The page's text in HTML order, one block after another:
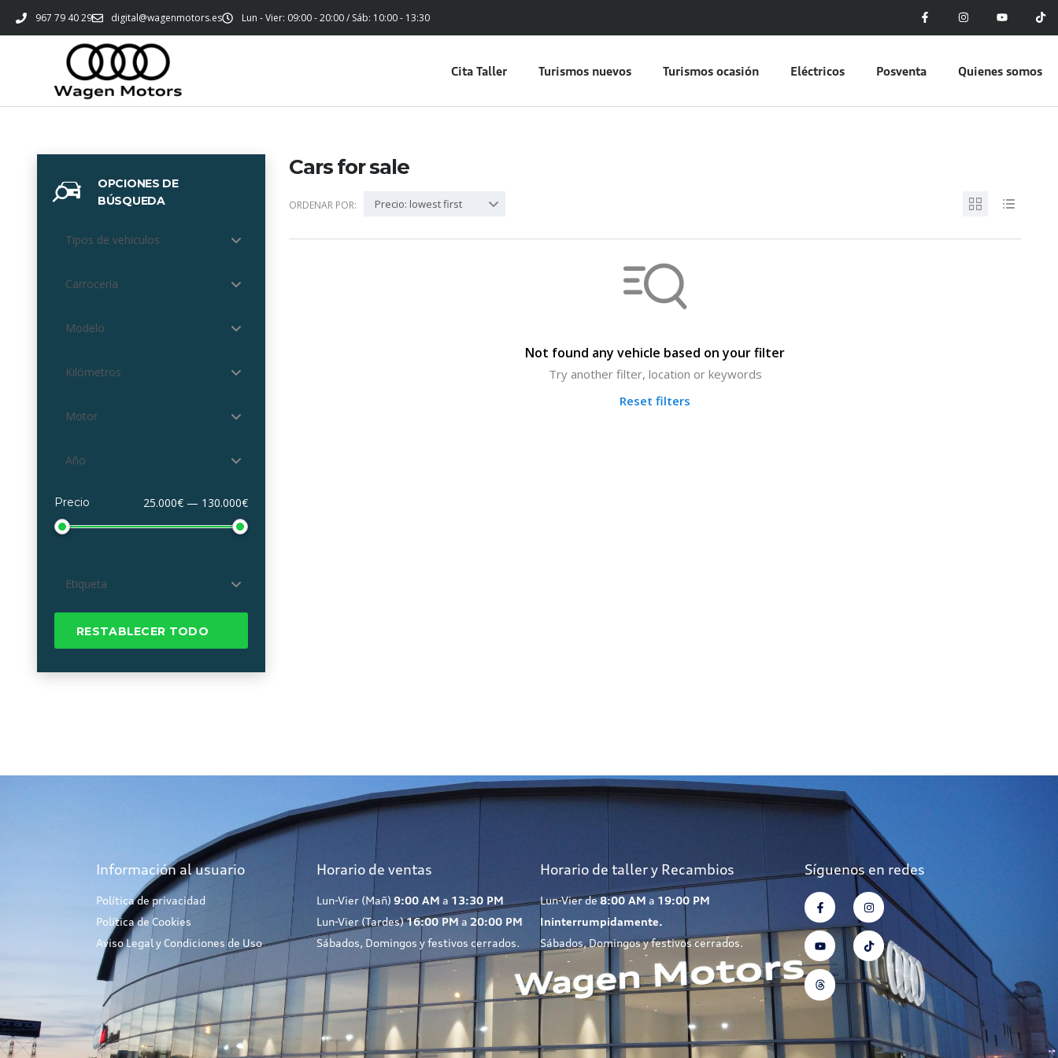
967 79 40 29 digital@wagenmotors.es Lun - Vier: 09:00 - 20:00 / Sáb: 10:00 - 13:30
Cita Taller Turismos nuevos Turismos ocasión Eléctricos Posventa Quienes somos
OPCIONES DE
BÚSQUEDA
Tipos de vehiculos
Carrocería
Modelo
Kilómetros
Motor
Año
Precio 25.000€ — 130.000€
Etiqueta
RESTABLECER TODO
Cars for sale
ORDENAR POR: Precio: lowest first
Not found any vehicle based on your filter
Try another filter, location or keywords
Reset filters
Información al usuario
Política de privacidad
Política de Cookies
Aviso Legal y Condiciones de Uso
Horario de ventas
Lun-Vier (Mañ) 9:00 AM a 13:30 PM
Lun-Vier (Tardes)16:00 PM a 20:00 PM
Sábados, Domingos y festivos cerrados.
Horario de taller y Recambios
Lun-Vier de8:00 AM a 19:00 PM
Ininterrumpidamente.
Sábados, Domingos y festivos cerrados.
Síguenos en redes